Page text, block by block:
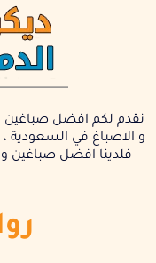
نقدم لكم افضل صباغين
و الاصباغ في السعودية ،
فلدينا افضل صباغين و